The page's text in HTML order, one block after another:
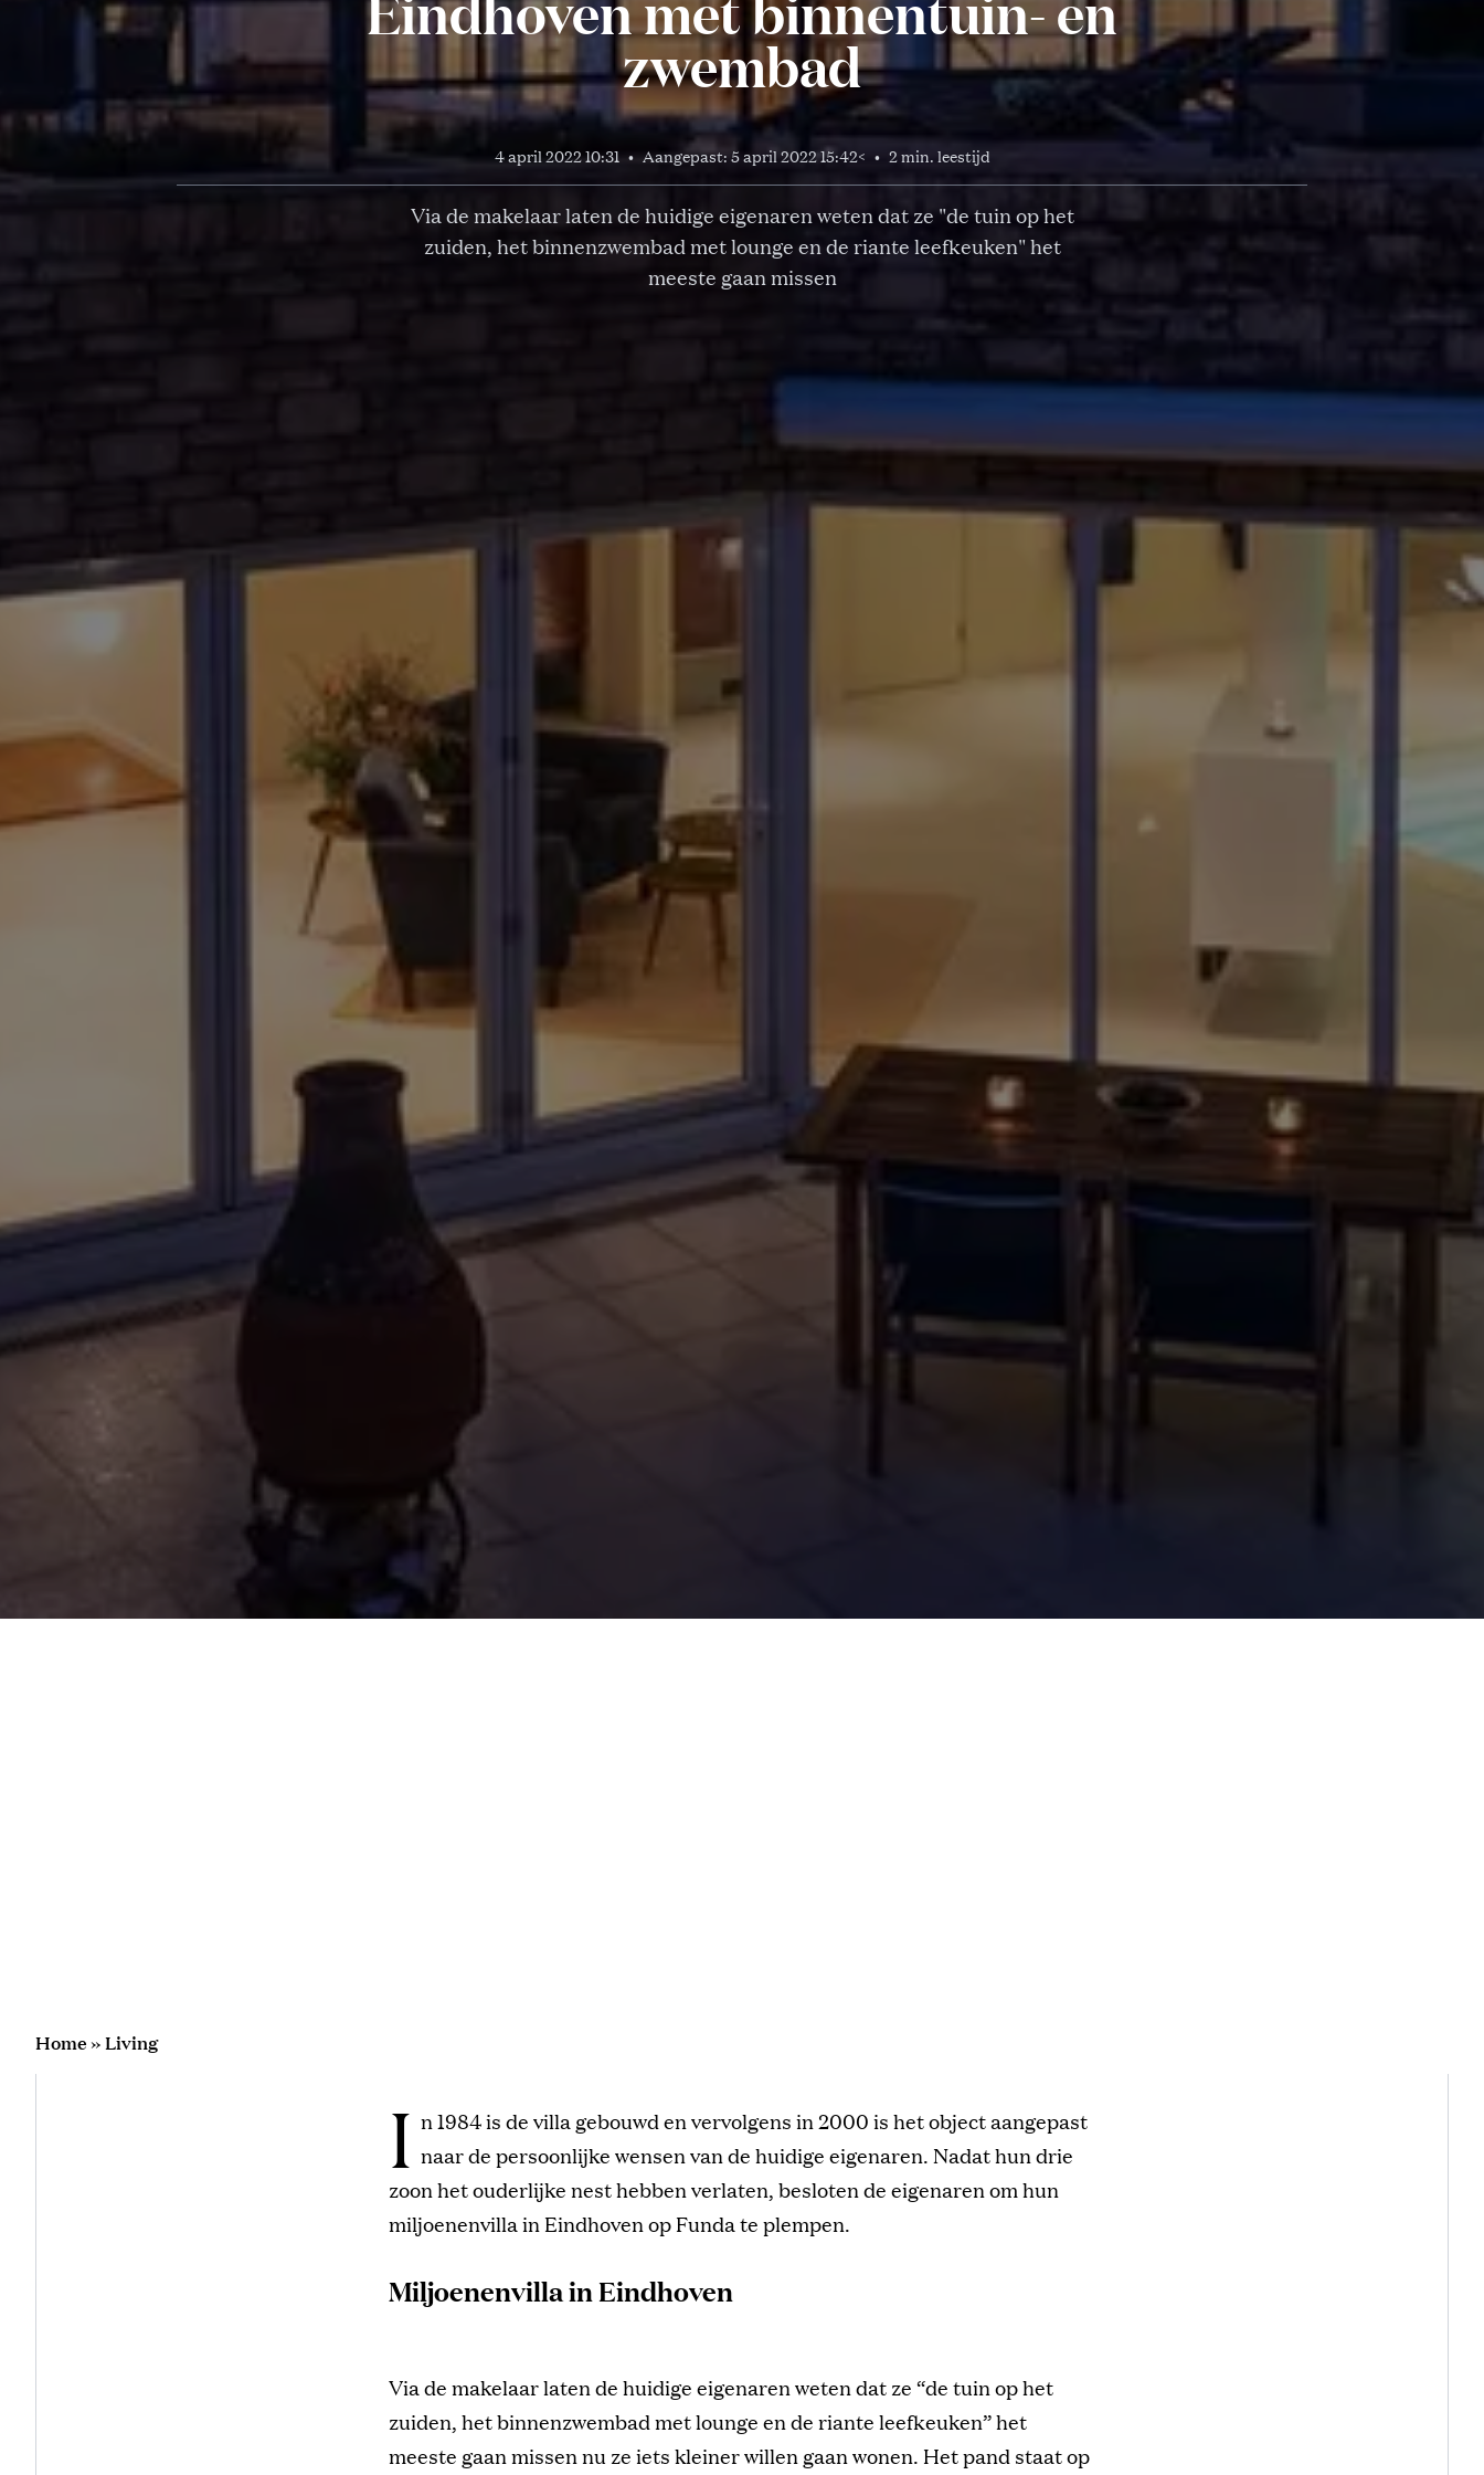
zwembad
4 april 2022 10:31 • Aangepast: 5 april 2022 15:42< • 2 min. leestijd
Via de makelaar laten de huidige eigenaren weten dat ze "de tuin op het
zuiden, het binnenzwembad met lounge en de riante leefkeuken" het
meeste gaan missen
Home»Living
I n 1984 is de villa gebouwd en vervolgens in 2000 is het object aangepast
naar de persoonlijke wensen van de huidige eigenaren. Nadat hun drie
zoon het ouderlijke nest hebben verlaten, besloten de eigenaren om hun
miljoenenvilla in Eindhoven op Funda te plempen.
Miljoenenvilla in Eindhoven
Via de makelaar laten de huidige eigenaren weten dat ze “de tuin op het
zuiden, het binnenzwembad met lounge en de riante leefkeuken” het
meeste gaan missen nu ze iets kleiner willen gaan wonen. Het pand staat op